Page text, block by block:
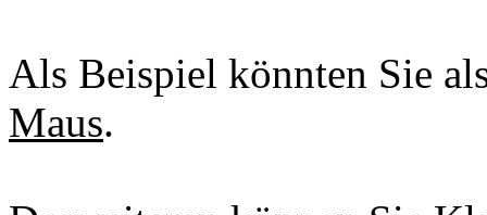
Als Beispiel könnten Sie
Maus.